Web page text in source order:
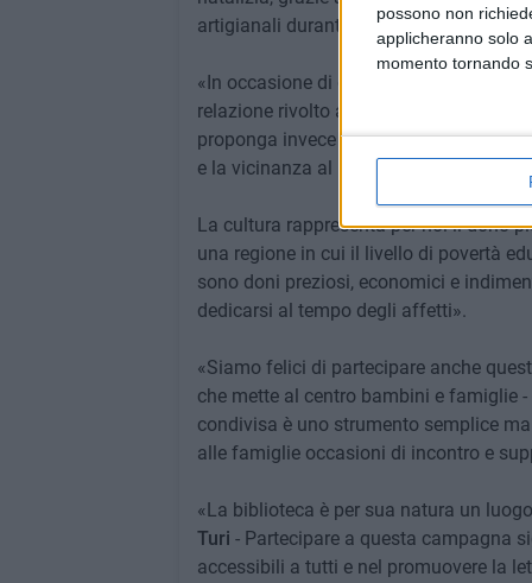
possono non
applicheranno solo
momento tornando
artigianali durante le attività in
«In occasione di questo Natale
relazione rivolto alla città - spiega
proponga invece la cura delle
e la vicinanza al mondo dell'infanzia,
La cultura rappresenta per noi il dono
una regione in cui il livello di povertà
sono doni preziosi, economici e
dedicarsi al tempo degli affetti».
«Siamo felici di partecipare anche
che mette al centro bambini e famiglie
condivisa è uno strumento semplice
alle famiglie occasioni di incontro e
«La biblioteca è per sua natura un
Turi - Partecipare a questa campagna
accessibili a tutti e nel promuovere la